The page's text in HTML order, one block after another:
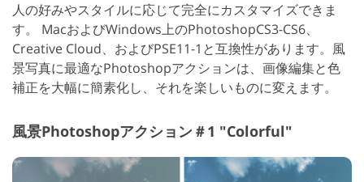
人の好みやスタイルに応じて完全にカスタマイズできま
す。 MacおよびWindows上のPhotoshopCS3-CS6、
Creative Cloud、およびPSE11-1と互換性があります。風
景写真に最適なPhotoshopアクションは、画像編集と色
補正を大幅に簡素化し、それを楽しいものに変えます。
風景Photoshopアクション＃1 "Colorful"